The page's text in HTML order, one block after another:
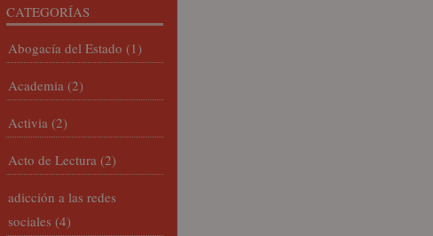
CATEGORÍAS
Abogacía del Estado (1)
Academia (2)
Activia (2)
Acto de Lectura (2)
adicción a las redes
sociales (4)